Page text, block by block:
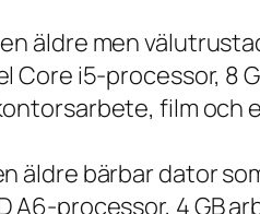
en äldre men
Core i5-processor, 8
film och
äldre bärbar dator
A6-processor, 4 GB